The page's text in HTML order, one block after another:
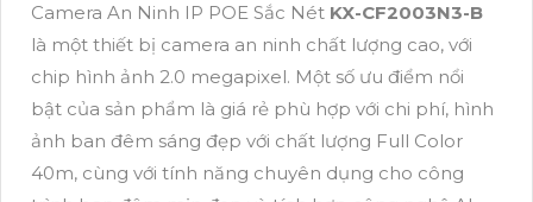
Camera An Ninh IP POE Sắc Nét KX-CF2003N3-B
là một thiết bị camera an ninh chất lượng cao, với
chip hình ảnh 2.0 megapixel. Một số ưu điểm nổi
bật của sản phẩm là giá rẻ phù hợp với chi phí, hình
ảnh ban đêm sáng đẹp với chất lượng Full Color
40m, cùng với tính năng chuyên dụng cho công